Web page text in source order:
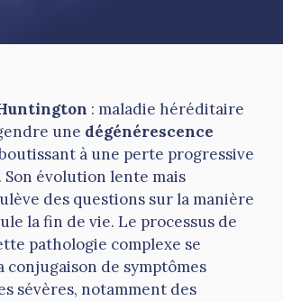
: maladie héréditaire
une dégénérescence
à une perte progressive
Son évolution lente mais
des questions sur la manière
la fin de vie. Le processus de
pathologie complexe se
conjugaison de symptômes
sévères, notamment des